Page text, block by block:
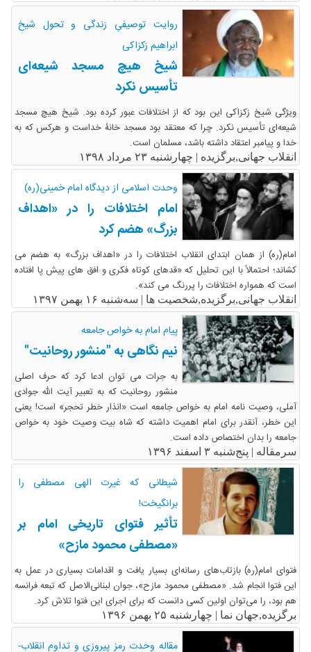
روایت توصیفیِ زندگی و تحول شیخ
ابراهیم زکزاکی
شیخ هیچ مسجد شیعه‌ای
تأسیس نکرد
ویژگی شیخ زکزاکی این بود که از اختلافات عبور کرده بود. شیخ هیچ مسجد
شیعه‌ای تأسیس نکرد. چرا که معتقد بود مسجد خانۀ خداست و هرکس که به
خدا و پیامبر اعتقاد داشته باشد، مسلمان است.
انقلاب جهانی,برگزیده | چهارشنبه ۲۳ مرداد ۱۳۹۸
وحدت اسلامی از دیدگاه امام خمینی(ره)
امام اختلافات را در «اهداف
بزرگ» هضم کرد
امام(ره) از همان ابتدای انقلاب اختلافات را در «اهداف بزرگ» به هضم می
کشاند؛ احتمالاً با این تحلیل که «قدهای کوتاه فکری و افق های پیش پا افتاده
است که همواره اختلافات را پررنگ می کند».
انقلاب جهانی,برگزیده,شخصیت ها | سه‌شنبه ۱۶ بهمن ۱۳۹۷
پیام امام به خواص جامعه
نیم نگاهی به "منشور روحانیت"
به جرات می توان ادعا کرد که حرف اصلی
منشور روحانیت که به تعبیر آیت الله جوادی
آملی، وصیت نامه امام به خواص جامعه است «انذار خطر تحجر» است! یعنی
این خطر، آنقدر برای امام اهمیت داشته که شاه بیت وصیت خود به خواص
جامعه را بدان اختصاص داده است.
سرمقاله | پنج‌شنبه ۳ اسفند ۱۳۹۶
شیطانی که غیرت الهی مصطفی را
برانگیخت!
تأثیر فتوای تاریخی امام بر
«مصطفی محمود مازح»
فتوای امام(ره) بازتاب‌های رسانه‌ای بسیار یافت و اقدامات بسیاری در عمل به
این فتوا انجام شد. «مصطفی محمود مازح»، جوان لبنانی‌الاصل که تبعه فرانسه
هم بود، را می‌توان اولین کسی دانست که برای اجرای این فتوا تلاش کرد.
برگزیده,جهان نما | چهارشنبه ۲۵ بهمن ۱۳۹۶
مقاله وحدت رمز پیروزی و تداوم انقلاب-